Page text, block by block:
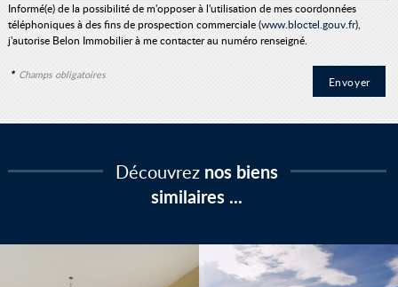
Informé(e) de la possibilité de m'opposer à l'utilisation de mes coordonnées
téléphoniques à des fins de prospection commerciale (www.bloctel.gouv.fr),
j'autorise Belon Immobilier à me contacter au numéro renseigné.
* Champs obligatoires
Découvrez nos biens
similaires ...